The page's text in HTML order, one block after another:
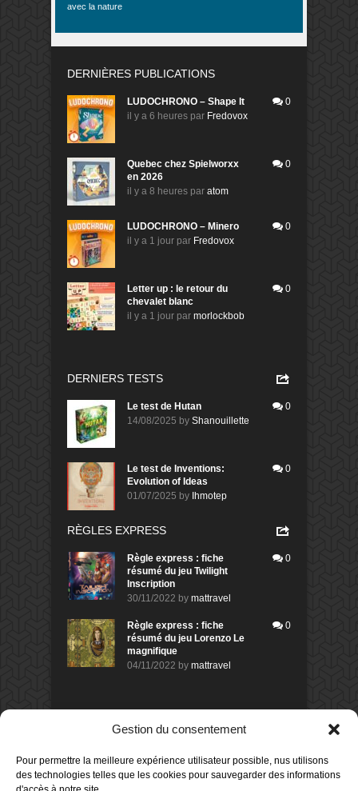
Gestion du consentement
Pour permettre la meilleure expérience utilisateur possible, nus utilisons
des technologies telles que les cookies pour sauvegarder des informations
avec la nature
DERNIÈRES PUBLICATIONS
LUDOCHRONO – Shape It
il y a 6 heures par Fredovox
0
Quebec chez Spielworxx
en 2026
il y a 8 heures par atom
0
LUDOCHRONO – Minero
il y a 1 jour par Fredovox
0
Letter up : le retour du
chevalet blanc
il y a 1 jour par morlockbob
0
DERNIERS TESTS
Le test de Hutan
14/08/2025 by Shanouillette
0
Le test de Inventions:
Evolution of Ideas
01/07/2025 by Ihmotep
0
RÈGLES EXPRESS
Règle express : fiche
résumé du jeu Twilight
Inscription
30/11/2022 by mattravel
0
Règle express : fiche
résumé du jeu Lorenzo Le
magnifique
04/11/2022 by mattravel
0
Sur le jeu Detective Box - Ciao
Bella